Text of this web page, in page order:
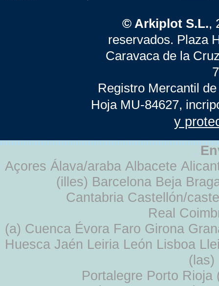
© Arkiplot S.L.,
reservados. Plaza
Caravaca de la
Registro Mercantil
Hoja MU-84627,
y
Açores Álava/araba Albacete
(illes) Barcelona Beja
Cantabria Castellón/
Real
(a) Cuenca Évora Faro Girona
Huesca Jaén Leiria León Lisboa
Portalegre Porto